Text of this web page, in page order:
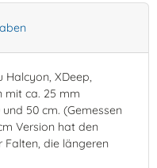
XDeep,
mit ca. 25 mm
50 cm. (Gemessen
Version hat den
Falten, die längeren